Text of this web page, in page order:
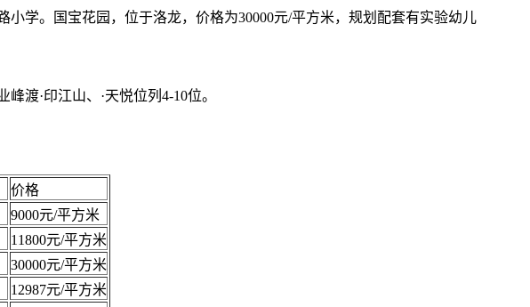
学。国宝花园，位于洛龙，价格为30000元/平方米，规划配套有实验幼儿
渡·印江山、·天悦位列4-10位。
价格
9000元/平方米
11800元/平方米
30000元/平方米
12987元/平方米